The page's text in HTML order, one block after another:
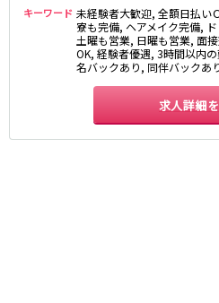
キーワード 未経験者大歓迎, 全額日払い
寮も完備, ヘアメイク完備,
土曜も営業, 日曜も営業, 面
OK, 経験者優遇, 3時間以内
名バックあり, 同伴バックあ
求人詳細
四日市駅
名古屋市営地下鉄名城線
久屋